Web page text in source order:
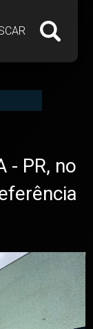
- PR, no